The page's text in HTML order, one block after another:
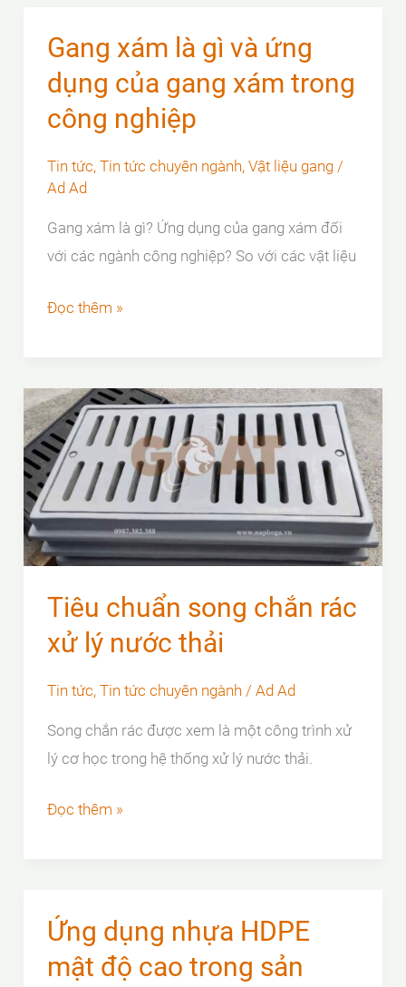
CÔNG
VỈA
GANG
–
ĐẦU
TƯ
BIẾT
Gang xám là gì và ứng
dụng của gang xám trong
công nghiệp
Tin tức, Tin tức chuyên ngành, Vật liệu gang/
Ad Ad
Gang xám là gì? Ứng dụng của gang xám đối
với các ngành công nghiệp? So với các vật liệu
Gang
gì
và
ứng
dụng
của
gang
xám
công
nghiệp
Đọc thêm »
Tiêu chuẩn song chắn rác
xử lý nước thải
Tin tức, Tin tức chuyên ngành / Ad Ad
Song chắn rác được xem là một công trình xử
lý cơ học trong hệ thống xử lý nước thải.
Tiêu
rác
lý
Đọc thêm »
Ứng dụng nhựa HDPE
mật độ cao trong sản